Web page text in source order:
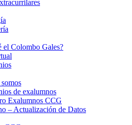
el Colombo Gales?
de exalumnos
Exalumnos CCG
– Actualización de Datos